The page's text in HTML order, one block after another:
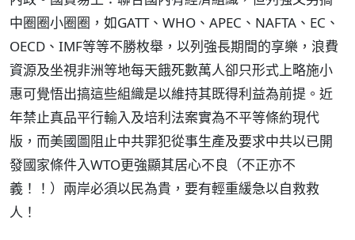
中圈圈小圈圈，如GATT、WHO、APEC、NAFTA、EC、
OECD、IMF等等不勝枚舉，以列強長期間的享樂，浪費
資源及坐視非洲等地每天餓死數萬人卻只形式上略施小
惠可覺悟出搞這些組織是以維持其既得利益為前提。近
年禁止真品平行輸入及培利法案實為不平等條約現代
版，而美國圖阻止中共罪犯從事生產及要求中共以已開
發國家條件入WTO更強顯其居心不良（不正亦不
義！！）兩岸必須以民為貴，要有輕重緩急以自救救
人！